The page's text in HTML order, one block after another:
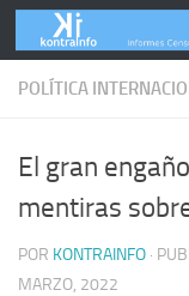
Skip to content
POLÍTICA
El gran
mentiras
POR KONTRAINFO ·
MARZO, 2022